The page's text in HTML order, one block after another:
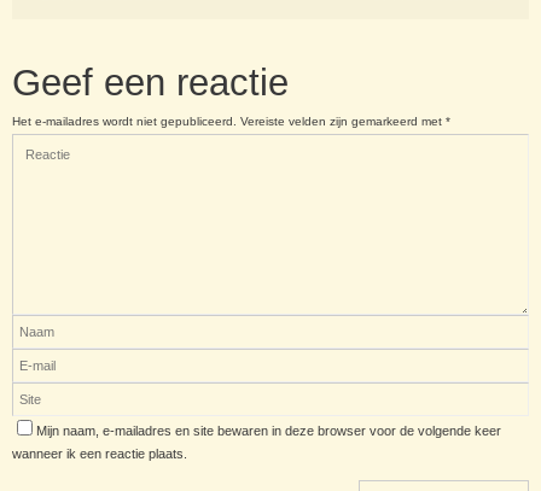
Geef een reactie
Het e-mailadres wordt niet gepubliceerd. Vereiste velden zijn gemarkeerd met *
Mijn naam, e-mailadres en site bewaren in deze browser voor de volgende keer
wanneer ik een reactie plaats.